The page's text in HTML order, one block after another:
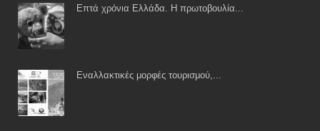
Επτά χρόνια Ελλάδα. Η πρωτοβουλία...
Εναλλακτικές μορφές τουρισμού,...